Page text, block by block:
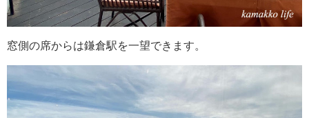
窓側の席からは鎌倉駅を一望できます。